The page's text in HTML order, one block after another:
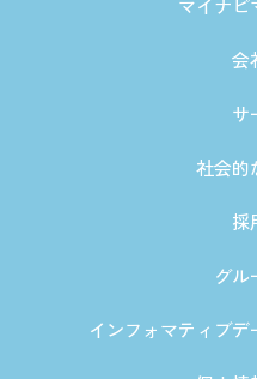
マイナビ
会
サ
社会的
採
グル
インフォマティブ